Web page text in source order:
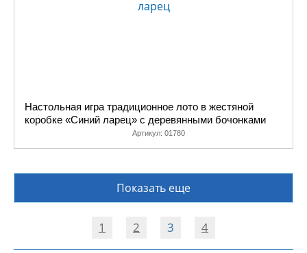
Настольная игра традиционное лото в жестяной
коробке «Синий ларец» с деревянными бочонками
Артикул: 01780
Показать еще
1 2 3 4